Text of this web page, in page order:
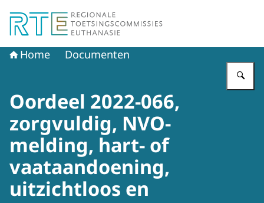
Home Documenten
Oordeel 2022-066,
zorgvuldig, NVO-
melding, hart- of
vaataandoening,
uitzichtloos en